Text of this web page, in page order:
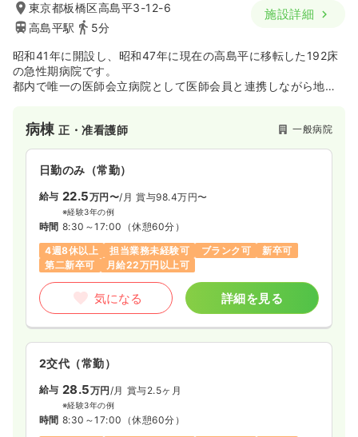
気になる
日勤のみ（常勤） 一時募集休止
※経験3年の例
時間 8:30～17:30
4週8休以上
オンコールあり
気になる
救急外来正看護師
2交代（常勤）
給与 33.9万円/月 賞与78.8万円
※経験3年の例
時間 8:30～17:30
4週8休以上
担当業務未経験可
月給36万円以上可
東京都板橋区高島平3-12-6
高島平駅
5分
施設詳細
昭和41年に開設し、昭和47年に現在の高島平に移転した192床
の急性期病院です。
都内で唯一の医師会立病院として医師会員と連携しながら地域
師の教育制度も充実しており、院外研修にも積極的に参加でき
ます。
病棟正・准看護師 一般病院
日勤のみ（常勤）
給与 22.5万円〜/月 賞与98.4万円〜
※経験3年の例
時間 8:30～17:00 （休憩60分）
4週8休以上
担当業務未経験可 ブランク可
新卒可
第二新卒可
月給22万円以上可
気になる 詳細を見る
2交代（常勤）
給与 28.5万円/月 賞与2.5ヶ月
※経験3年の例
時間 8:30～17:00 （休憩60分）